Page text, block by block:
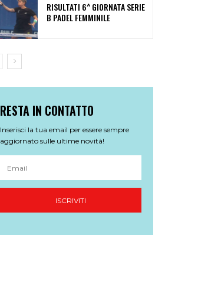
RISULTATI 6^ GIORNATA SERIE
B PADEL FEMMINILE
RESTA IN CONTATTO
Inserisci la tua email per essere sempre
aggiornato sulle ultime novità!
ISCRIVITI